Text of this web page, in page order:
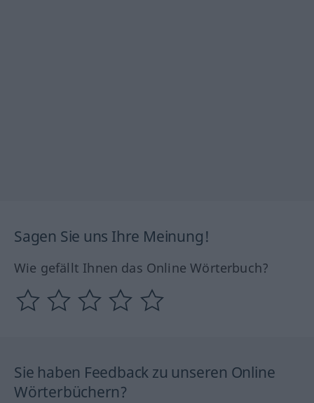
Sagen Sie uns Ihre Meinung!
Wie gefällt Ihnen das Online Wörterbuch?
Sie haben Feedback zu unseren Online
Wörterbüchern?